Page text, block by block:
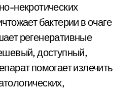
некротических
бактерии в очаге
регенеративные
доступный,
помогает излечить